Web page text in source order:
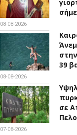
08-08-2026
39
08-08-2026
σε
07-08-2026